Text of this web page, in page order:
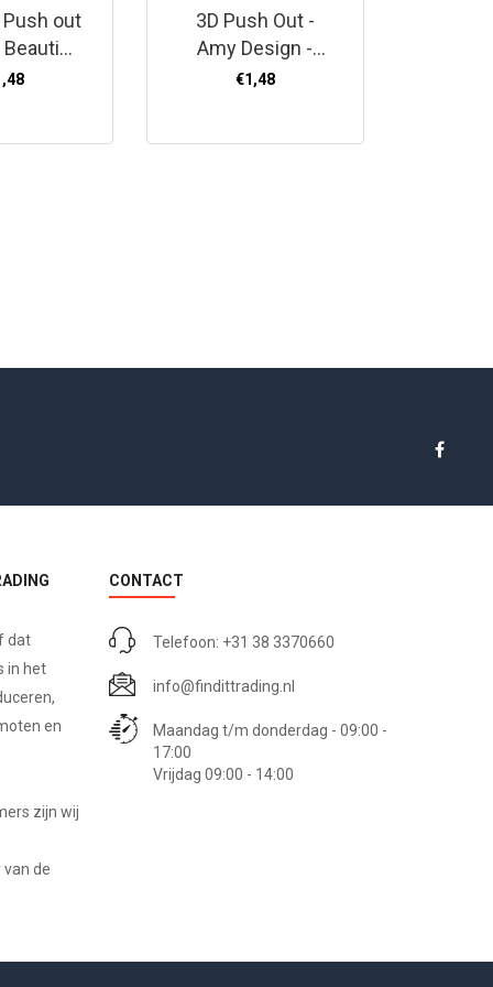
out
Cup -
3D Push Out -
Amy Design -
Hygge Harmony -
€1,48
dat
in het
en
zijn wij
de
CONTACT
Telefoon: +31 38 3370660
info@findittrading.nl
Maandag t/m donderdag - 09:00 -
17:00
Vrijdag 09:00 - 14:00